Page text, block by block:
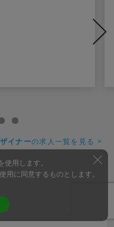
イナーの求人一覧を見る >
用します。
用に同意するものとします。